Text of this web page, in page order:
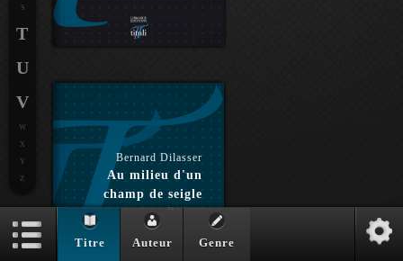
Bernard Dilasser
Au milieu d'un
champ de seigle
Roman
S
T
U
V
W
X
Y
Z
Titre Auteur Genre